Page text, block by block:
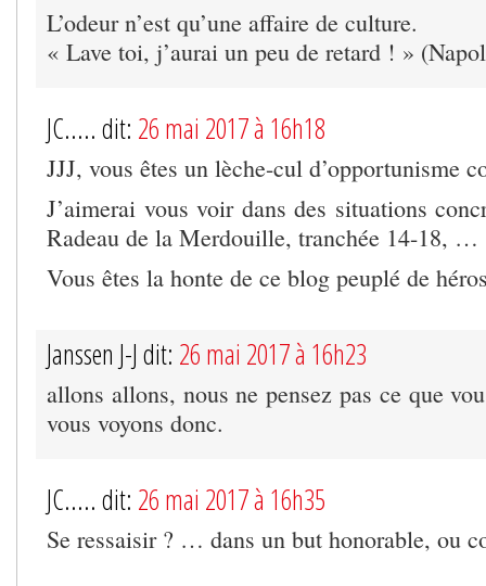
L’odeur n’est qu’une affaire de culture.
« Lave toi, j’aurai un peu de retard ! »
JC..... dit: 26 mai 2017 à 16h18
JJJ, vous êtes un lèche-cul d’opportunisme
J’aimerai vous voir dans des situations
Radeau de la Merdouille, tranchée 14-18, …
Vous êtes la honte de ce blog peuplé de
Janssen J-J dit: 26 mai 2017 à 16h23
allons allons, nous ne pensez pas ce que
vous voyons donc.
JC..... dit: 26 mai 2017 à 16h35
Se ressaisir ? … dans un but honorable, ou